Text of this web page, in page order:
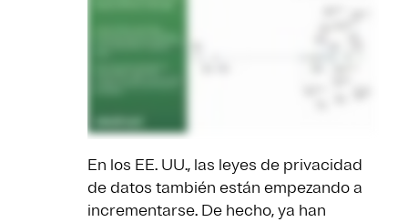
En los EE. UU., las leyes de privacidad
de datos también están empezando a
incrementarse. De hecho, ya han